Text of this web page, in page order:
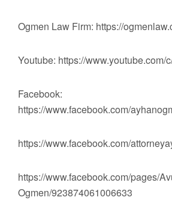
Ogmen Law Firm: https://
Youtube: https://www.youtube.com/
Facebook:
https://www.facebook.com/
https://www.facebook.com/
https://www.facebook.com/pages/
Ogmen/923874061006633